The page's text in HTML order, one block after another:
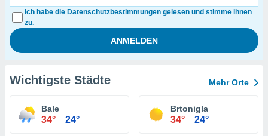
Ich habe die Datenschutzbestimmungen gelesen und stimme ihnen
zu.
Wichtigste Städte Mehr Orte
Bale
34° 24°
Brtonigla
34° 24°